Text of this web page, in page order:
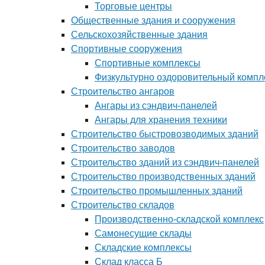
Торговые центры
Общественные здания и сооружения
Сельскохозяйственные здания
Спортивные сооружения
Спортивные комплексы
Физкультурно оздоровительный
Строительство ангаров
Ангары из сэндвич-панелей
Ангары для хранения техники
Строительство быстровозводимых зданий
Строительство заводов
Строительство зданий из сэндвич-панелей
Строительство производственных зданий
Строительство промышленных зданий
Строительство складов
Производственно-складской комплекс
Самонесущие склады
Складские комплексы
Склад класса Б